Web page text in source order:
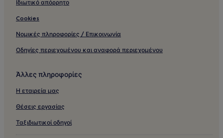
Λαυρίου
Ξενοδοχεία κοντά στον προορισμό Παραλία Σουνίου
Διαμερίσματα στον προορισμό Ανάβυσσος
Ξενοδοχεία που δέχονται κατοικίδια στον προορισμό
Λαυρεωτική
Ξενοδοχεία 3 αστέρων στον προορισμό Σαρωνικός
Ξενοδοχεία για οικογένειες στον προορισμό Λαυρεωτική
Ιδιωτικό απόρρητο
Cookies
Νομικές πληροφορίες / Επικοινωνία
Οδηγίες περιεχομένου και αναφορά περιεχομένου
Άλλες πληροφορίες
Η εταιρεία μας
Θέσεις εργασίας
Ταξιδιωτικοί οδηγοί